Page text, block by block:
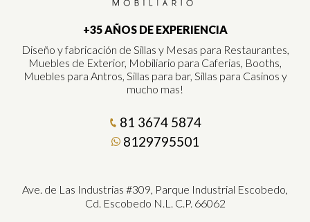
+35 AÑOS DE EXPERIENCIA
Diseño y fabricación de Sillas y Mesas para Restaurantes,
Muebles de Exterior, Mobiliario para Caferias, Booths,
Muebles para Antros, Sillas para bar, Sillas para Casinos y
mucho mas!
81 3674 5874
8129795501
Ave. de Las Industrias #309, Parque Industrial Escobedo,
Cd. Escobedo N.L. C.P. 66062